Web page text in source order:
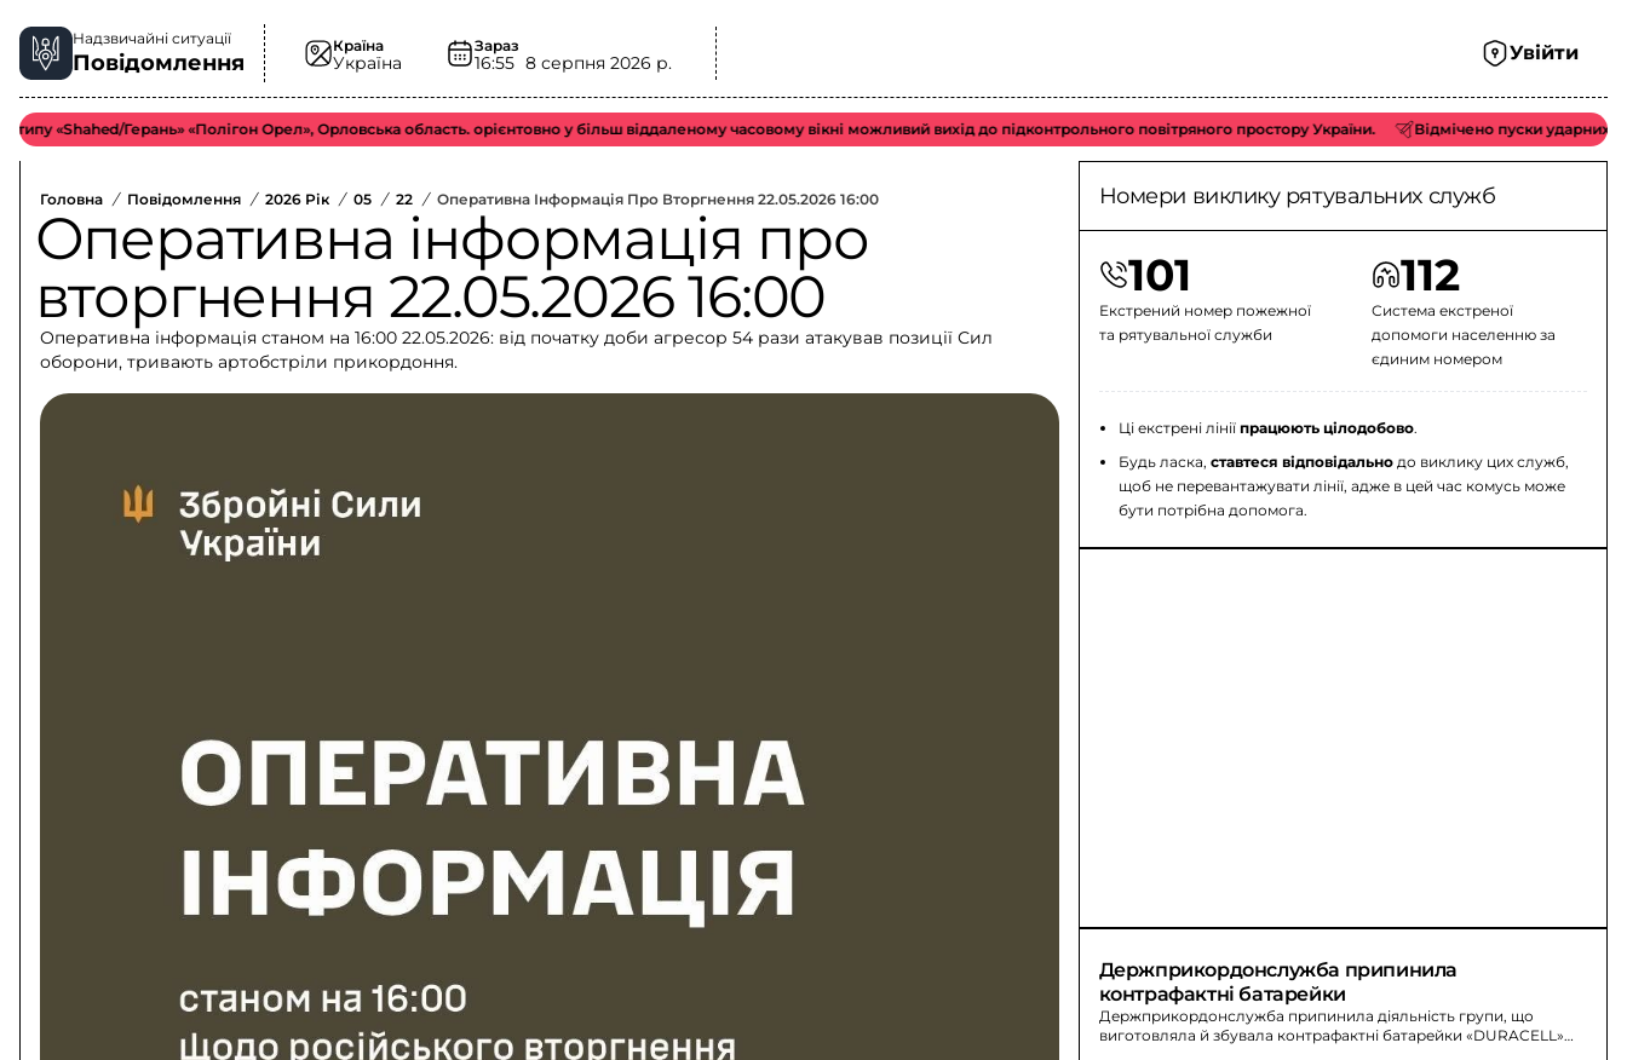
Надзвичайні ситуації
Повідомлення
Країна
Україна
Зараз
16:55 8 серпня 2026 р. Увійти
Герань» «Полігон Орел», Орловська область. орієнтовно у більш віддаленому часовому вікні можливий вихід до підконтрольного повітряного простору України. Відмічено пуски ударних БпЛА
Головна / Повідомлення / 2026 Рік / 05 / 22 / Оперативна Інформація Про Вторгнення 22.05.2026 16:00
Оперативна інформація про
вторгнення 22.05.2026 16:00
Оперативна інформація станом на 16:00 22.05.2026: від початку доби агресор 54 рази атакував позиції Сил
оборони, тривають артобстріли прикордоння.
Номери виклику рятувальних служб
101
Екстрений номер пожежної
та рятувальної служби
112
Система екстреної
допомоги населенню за
єдиним номером
Ці екстрені лінії працюють цілодобово.
Будь ласка, ставтеся відповідальнодо виклику цих служб,
щоб не перевантажувати лінії, адже в цей час комусь може
бути потрібна допомога.
Держприкордонслужба припинила
контрафактні батарейки
Держприкордонслужба припинила діяльність групи, що
виготовляла й збувала контрафактні батарейки «DURACELL»